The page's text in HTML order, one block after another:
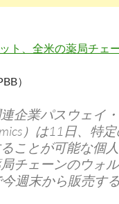
ト、全米の薬局チェ
）
企業パスウェイ
）は11日、特
ことが可能な個
チェーンのウォ
今週末から販売す